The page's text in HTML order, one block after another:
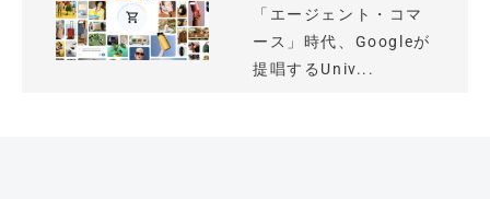
「エージェント・コマ
ース」時代、Googleが
提唱するUniv...